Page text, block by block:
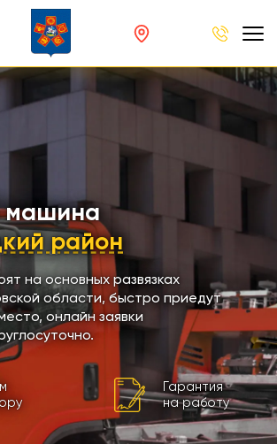
машина
район
на основных развязках
области, быстро приедут
онлайн заявки
Гарантия
на работу